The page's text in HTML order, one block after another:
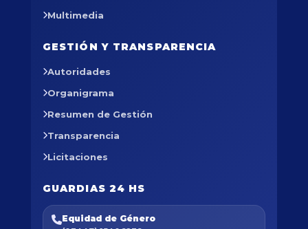
Multimedia
GESTIÓN Y TRANSPARENCIA
Autoridades
Organigrama
Resumen de Gestión
Transparencia
Licitaciones
GUARDIAS 24 HS
Equidad de Género